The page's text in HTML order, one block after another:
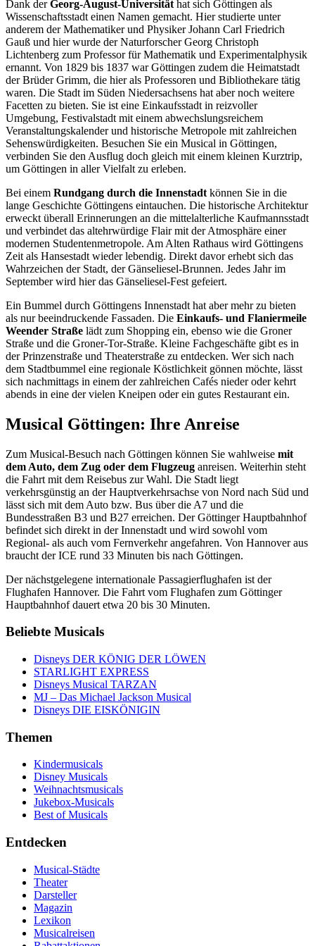
Dank derGeorg-August-Universität hat sich Göttingen als
Wissenschaftsstadt einen Namen gemacht. Hier studierte unter
anderem der Mathematiker und Physiker Johann Carl Friedrich
Gauß und hier wurde der Naturforscher Georg Christoph
Lichtenberg zum Professor für Mathematik und Experimentalphysik
ernannt. Von 1829 bis 1837 war Göttingen zudem die Heimatstadt
der Brüder Grimm, die hier als Professoren und Bibliothekare tätig
waren. Die Stadt im Süden Niedersachsens hat aber noch weitere
Facetten zu bieten. Sie ist eine Einkaufsstadt in reizvoller
Umgebung, Festivalstadt mit einem abwechslungsreichem
Veranstaltungskalender und historische Metropole mit zahlreichen
Sehenswürdigkeiten. Besuchen Sie ein Musical in Göttingen,
verbinden Sie den Ausflug doch gleich mit einem kleinen Kurztrip,
um Göttingen in aller Vielfalt zu erleben.
Bei einem Rundgang durch die Innenstadt können Sie in die
lange Geschichte Göttingens eintauchen. Die historische Architektur
erweckt überall Erinnerungen an die mittelalterliche Kaufmannsstadt
und verbindet das altehrwürdige Flair mit der Atmosphäre einer
modernen Studentenmetropole. Am Alten Rathaus wird Göttingens
Zeit als Hansestadt wieder lebendig. Direkt davor erhebt sich das
Wahrzeichen der Stadt, der Gänseliesel-Brunnen. Jedes Jahr im
September wird hier das Gänseliesel-Fest gefeiert.
Ein Bummel durch Göttingens Innenstadt hat aber mehr zu bieten
als nur beeindruckende Fassaden. Die Einkaufs- und Flaniermeile
Weender Straße lädt zum Shopping ein, ebenso wie die Groner
Straße und die Groner-Tor-Straße. Kleine Fachgeschäfte gibt es in
der Prinzenstraße und Theaterstraße zu entdecken. Wer sich nach
dem Stadtbummel eine regionale Köstlichkeit gönnen möchte, lässt
sich nachmittags in einem der zahlreichen Cafés nieder oder kehrt
abends in eine der vielen Kneipen oder ein gutes Restaurant ein.
Musical Göttingen: Ihre Anreise
Zum Musical-Besuch nach Göttingen können Sie wahlweise mit
dem Auto, dem Zug oder dem Flugzeug anreisen. Weiterhin steht
die Fahrt mit dem Reisebus zur Wahl. Die Stadt liegt
verkehrsgünstig an der Hauptverkehrsachse von Nord nach Süd und
lässt sich mit dem Auto bzw. Bus über die A7 und die
Bundesstraßen B3 und B27 erreichen. Der Göttinger Hauptbahnhof
befindet sich direkt in der Innenstadt und wird sowohl vom
Regional- als auch vom Fernverkehr angefahren. Von Hannover aus
braucht der ICE rund 33 Minuten bis nach Göttingen.
Der nächstgelegene internationale Passagierflughafen ist der
Flughafen Hannover. Die Fahrt vom Flughafen zum Göttinger
Hauptbahnhof dauert etwa 20 bis 30 Minuten.
Beliebte Musicals
Disneys DER KÖNIG DER LÖWEN
STARLIGHT EXPRESS
Disneys Musical TARZAN
MJ – Das Michael Jackson Musical
Disneys DIE EISKÖNIGIN
Themen
Kindermusicals
Disney Musicals
Weihnachtsmusicals
Jukebox-Musicals
Best of Musicals
Entdecken
Musical-Städte
Theater
Darsteller
Magazin
Lexikon
Musicalreisen